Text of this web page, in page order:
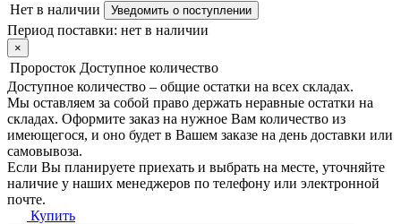
Нет в наличии
Уведомить о поступлении
Период поставки: нет в наличии
×
Проросток Доступное количество
Доступное количество – общие остатки на всех складах.
Мы оставляем за собой право держать неравные остатки на
складах. Оформите заказ на нужное Вам количество из
имеющегося, и оно будет в Вашем заказе на день доставки или
самовывоза.
Если Вы планируете приехать и выбрать на месте, уточняйте
наличие у наших менеджеров по телефону или электронной
почте.
Купить